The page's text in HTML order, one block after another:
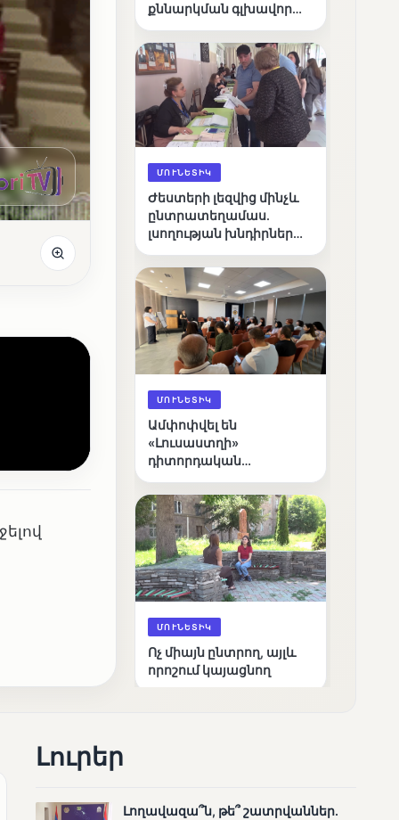
քննարկման գլխավոր
կառավարո՞ւմ, թե՞
քաղաքական նպատակ
ՄՈՒՆԵՏԻԿ
Ժեստերի լեզվից մինչև
ընտրատեղամաս.
լսողության խնդիրներ
ճանապարհը
ՄՈՒՆԵՏԻԿ
Ամփոփվել են
«Լուսաստղի»
դիտորդական
արդյունքները
ՄՈՒՆԵՏԻԿ
Ոչ միայն ընտրող, այլև
որոշում կայացնող
Լուրեր
Լողավազա՞ն, թե՞ շատրվաններ.